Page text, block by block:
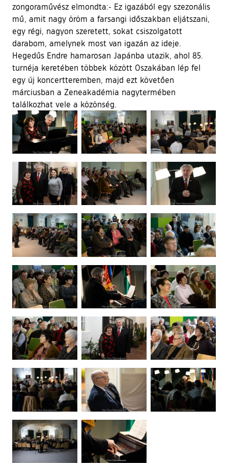
zongoraművész elmondta:- Ez igazából egy szezonális
mű, amit nagy öröm a farsangi időszakban eljátszani,
egy régi, nagyon szeretett, sokat csiszolgatott
darabom, amelynek most van igazán az ideje.
Hegedűs Endre hamarosan Japánba utazik, ahol 85.
turnéja keretében többek között Oszakában lép fel
egy új koncertteremben, majd ezt követően
márciusban a Zeneakadémia nagytermében
találkozhat vele a közönség.
Ugrás a galéria utánra